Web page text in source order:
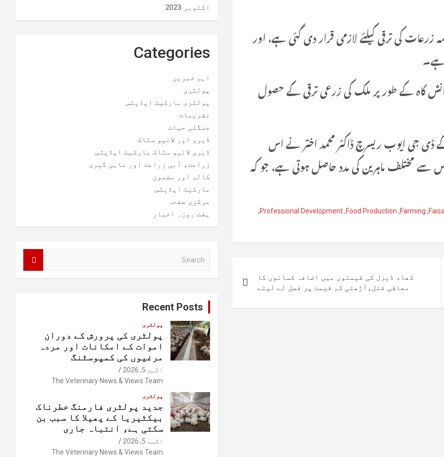
کی ترقی کیلئے لازمی قرار دی گئی ہے، اور
گاہ کے طور پر ملک کی زرعی ترقی کے حصول
ڈی جی ایوب ریسرچ ڈاکٹر محمد اختر نے اس
سے مختلف ماہرین کی مدد حاصل ہوتی ہے، جو کہ
,
Farming
,
Food Production
,
Professional Development
,
کھاد ڈیزل کی قیمتوں میں اضافہ کسانوں کا
معاشی قتل،آڑھتی کم قیمت پر فصل لے لیتے
اکتوبر 2023
Categories
اہم خبریں
پولٹری
پولٹری مارکیٹ اپڈیٹس
تقریبات
جنگلی حیات
ڈیری اور لائیو سٹاک
ڈیری لائیو سٹاک مارکیٹ اپڈیٹس
زراعت، آبی زراعت اور ماہی گیری
کالم اور مضمون
مارکیٹ اپڈیٹس
مرکزی صفحہ
ہفت روزہ اخبار
Recent Posts
پولٹری
پولٹری کی پرورش کے دوران
اموات کے امکانات اور مردہ
مرغیوں کی کمپوسٹنگ
اگست 5, 2026
The Veterinary News & Views Team
پولٹری
جدید پولٹری فارمنگ خطرناک
بیکٹیریا کے پھیلا کا سبب بن
سکتی ہے، انتباہ جاری
اگست 5, 2026
The Veterinary News & Views Team